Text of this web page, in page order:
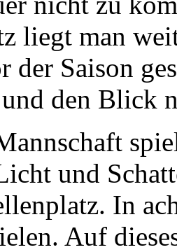
liegt man
der Saison
den Blick
und
In
Auf